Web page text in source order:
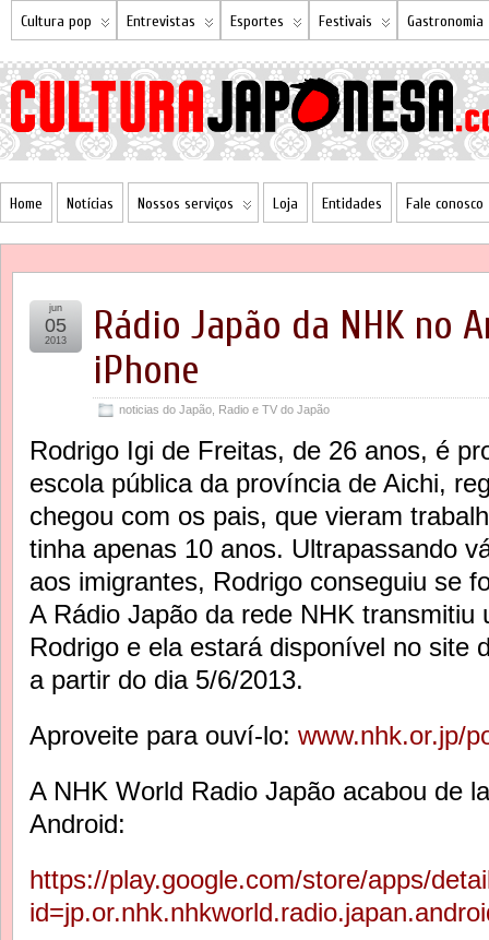
Cultura pop Entrevistas Esportes Festivais Gastronomia
Home Notícias Nossos serviços Loja Entidades Fale conosco
Rádio Japão da NHK no
iPhone
noticias do Japão Radio e TV do Japão
jun
05
2013
Rodrigo Igi de Freitas, de 26 anos, é
escola pública da província de Aichi,
chegou com os pais, que vieram
tinha apenas 10 anos. Ultrapassando
aos imigrantes, Rodrigo conseguiu se
A Rádio Japão da rede NHK transmitiu
Rodrigo e ela estará disponível no site
a partir do dia 5/6/2013.
Aproveite para ouví-lo: www.nhk.or.jp/
A NHK World Radio Japão acabou de
Android:
https://play.google.com/store/apps/